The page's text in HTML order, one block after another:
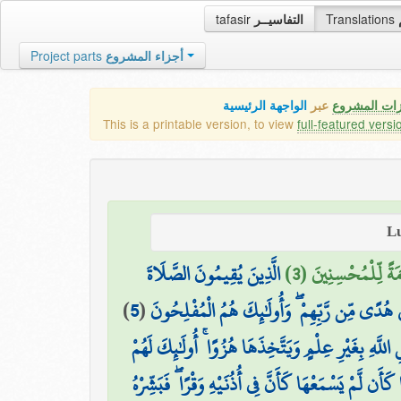
tafasir التفاسيــر Translations
Project parts أجزاء المشروع
المشروع عبر الواجهة الرئيسية
This is a printable version, to view full-featured
لِّلْمُحْسِنِينَ (3) الَّذِينَ يُقِيمُونَ الصَّلَاةَ
هُدًى مِّن رَّبِّهِمْ ۖ وَأُولَٰئِكَ هُمُ الْمُفْلِحُونَ(
5
)
بِغَيْرِ عِلْمٍ وَيَتَّخِذَهَا هُزُوًا ۚ أُولَٰئِكَ لَهُمْ
كَأَن لَّمْ يَسْمَعْهَا كَأَنَّ فِي أُذُنَيْهِ وَقْرًا ۖ فَبَشِّرْهُ